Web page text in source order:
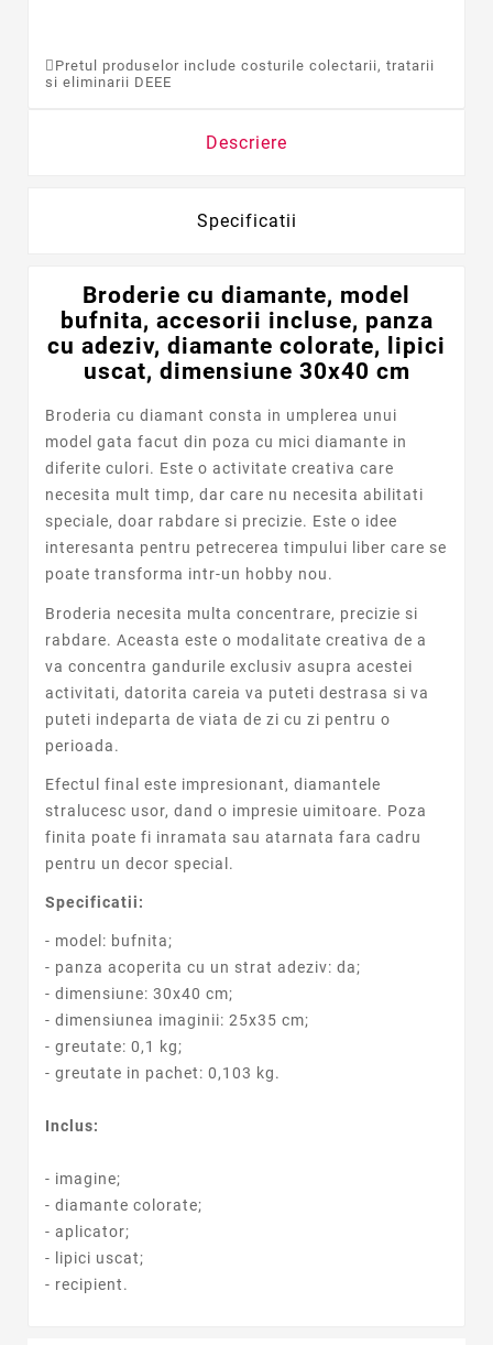
Pretul produselor include costurile colectarii, tratarii
si eliminarii DEEE
Descriere
Specificatii
Broderie cu diamante, model
bufnita, accesorii incluse, panza
cu adeziv, diamante colorate, lipici
uscat, dimensiune 30x40 cm
Broderia cu diamant consta in umplerea unui
model gata facut din poza cu mici diamante in
diferite culori. Este o activitate creativa care
necesita mult timp, dar care nu necesita abilitati
speciale, doar rabdare si precizie. Este o idee
interesanta pentru petrecerea timpului liber care se
poate transforma intr-un hobby nou.
Broderia necesita multa concentrare, precizie si
rabdare. Aceasta este o modalitate creativa de a
va concentra gandurile exclusiv asupra acestei
activitati, datorita careia va puteti destrasa si va
puteti indeparta de viata de zi cu zi pentru o
perioada.
Efectul final este impresionant, diamantele
stralucesc usor, dand o impresie uimitoare. Poza
finita poate fi inramata sau atarnata fara cadru
pentru un decor special.
Specificatii:
- model: bufnita;
- panza acoperita cu un strat adeziv: da;
- dimensiune: 30x40 cm;
- dimensiunea imaginii: 25x35 cm;
- greutate: 0,1 kg;
- greutate in pachet: 0,103 kg.
Inclus:
- imagine;
- diamante colorate;
- aplicator;
- lipici uscat;
- recipient.